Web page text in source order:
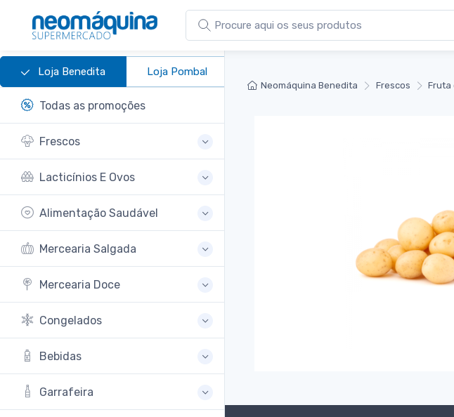
Loja Benedita Loja Pombal
Todas as promoções
Frescos
Lacticínios E Ovos
Alimentação Saudável
Mercearia Salgada
Mercearia Doce
Congelados
Bebidas
Garrafeira
Neomáquina Benedita Frescos Fruta